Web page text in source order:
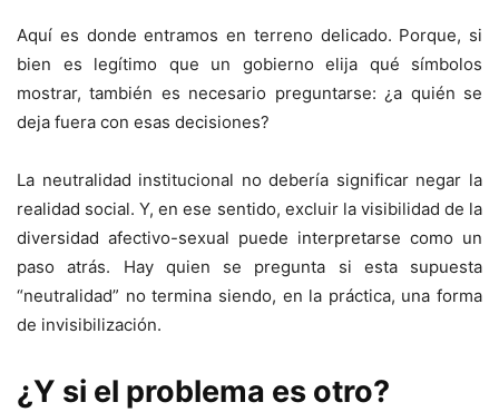
Aquí es donde entramos en terreno delicado. Porque, si
bien es legítimo que un gobierno elija qué símbolos
mostrar, también es necesario preguntarse: ¿a quién se
deja fuera con esas decisiones?
La neutralidad institucional no debería significar negar la
realidad social. Y, en ese sentido, excluir la visibilidad de la
diversidad afectivo-sexual puede interpretarse como un
paso atrás. Hay quien se pregunta si esta supuesta
“neutralidad” no termina siendo, en la práctica, una forma
de invisibilización.
¿Y si el problema es otro?